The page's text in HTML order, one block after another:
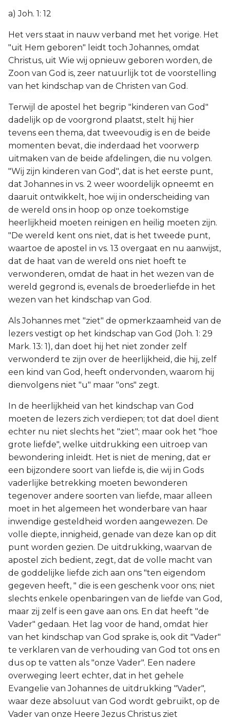
a) Joh. 1: 12
Het vers staat in nauw verband met het vorige. Het
"uit Hem geboren" leidt toch Johannes, omdat
Christus, uit Wie wij opnieuw geboren worden, de
Zoon van God is, zeer natuurlijk tot de voorstelling
van het kindschap van de Christen van God.
Terwijl de apostel het begrip "kinderen van God"
dadelijk op de voorgrond plaatst, stelt hij hier
tevens een thema, dat tweevoudig is en de beide
momenten bevat, die inderdaad het voorwerp
uitmaken van de beide afdelingen, die nu volgen.
"Wij zijn kinderen van God", dat is het eerste punt,
dat Johannes in vs. 2 weer woordelijk opneemt en
daaruit ontwikkelt, hoe wij in onderscheiding van
de wereld ons in hoop op onze toekomstige
heerlijkheid moeten reinigen en heilig moeten zijn.
"De wereld kent ons niet, dat is het tweede punt,
waartoe de apostel in vs. 13 overgaat en nu aanwijst,
dat de haat van de wereld ons niet hoeft te
verwonderen, omdat de haat in het wezen van de
wereld gegrond is, evenals de broederliefde in het
wezen van het kindschap van God.
Als Johannes met "ziet" de opmerkzaamheid van de
lezers vestigt op het kindschap van God (Joh. 1: 29
Mark. 13: 1), dan doet hij het niet zonder zelf
verwonderd te zijn over de heerlijkheid, die hij, zelf
een kind van God, heeft ondervonden, waarom hij
dienvolgens niet "u" maar "ons" zegt.
In de heerlijkheid van het kindschap van God
moeten de lezers zich verdiepen; tot dat doel dient
echter nu niet slechts het "ziet"; maar ook het "hoe
grote liefde", welke uitdrukking een uitroep van
bewondering inleidt. Het is niet de mening, dat er
een bijzondere soort van liefde is, die wij in Gods
vaderlijke betrekking moeten bewonderen
tegenover andere soorten van liefde, maar alleen
moet in het algemeen het wonderbare van haar
inwendige gesteldheid worden aangewezen. De
volle diepte, innigheid, genade van deze kan op dit
punt worden gezien. De uitdrukking, waarvan de
apostel zich bedient, zegt, dat de volle macht van
de goddelijke liefde zich aan ons "ten eigendom
gegeven heeft, " die is een geschenk voor ons; niet
slechts enkele openbaringen van de liefde van God,
maar zij zelf is een gave aan ons. En dat heeft "de
Vader" gedaan. Het lag voor de hand, omdat hier
van het kindschap van God sprake is, ook dit "Vader"
te verklaren van de verhouding van God tot ons en
dus op te vatten als "onze Vader". Een nadere
overweging leert echter, dat in het gehele
Evangelie van Johannes de uitdrukking "Vader",
waar deze absoluut van God wordt gebruikt, op de
Vader van onze Heere Jezus Christus ziet